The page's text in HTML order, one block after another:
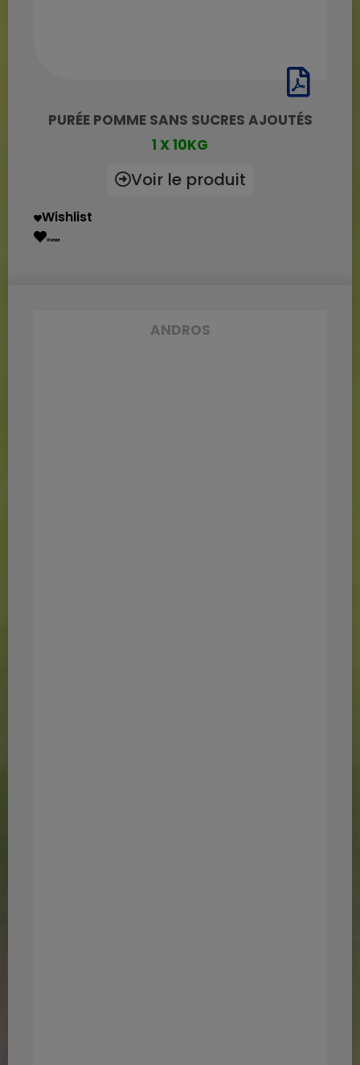
PURÉE POMME SANS SUCRES AJOUTÉS
1 X 10KG
Voir le produit
Wishlist
Wishlist
ANDROS